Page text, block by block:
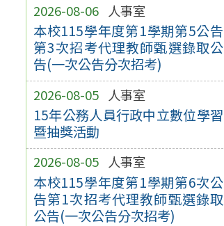
2026-08-06 人事室
本校115學年度第1學期第5公告
第3次招考代理教師甄選錄取公
告(一次公告分次招考)
2026-08-05 人事室
15年公務人員行政中立數位學習
暨抽獎活動
2026-08-05 人事室
本校115學年度第1學期第6次公
告第1次招考代理教師甄選錄取
公告(一次公告分次招考)